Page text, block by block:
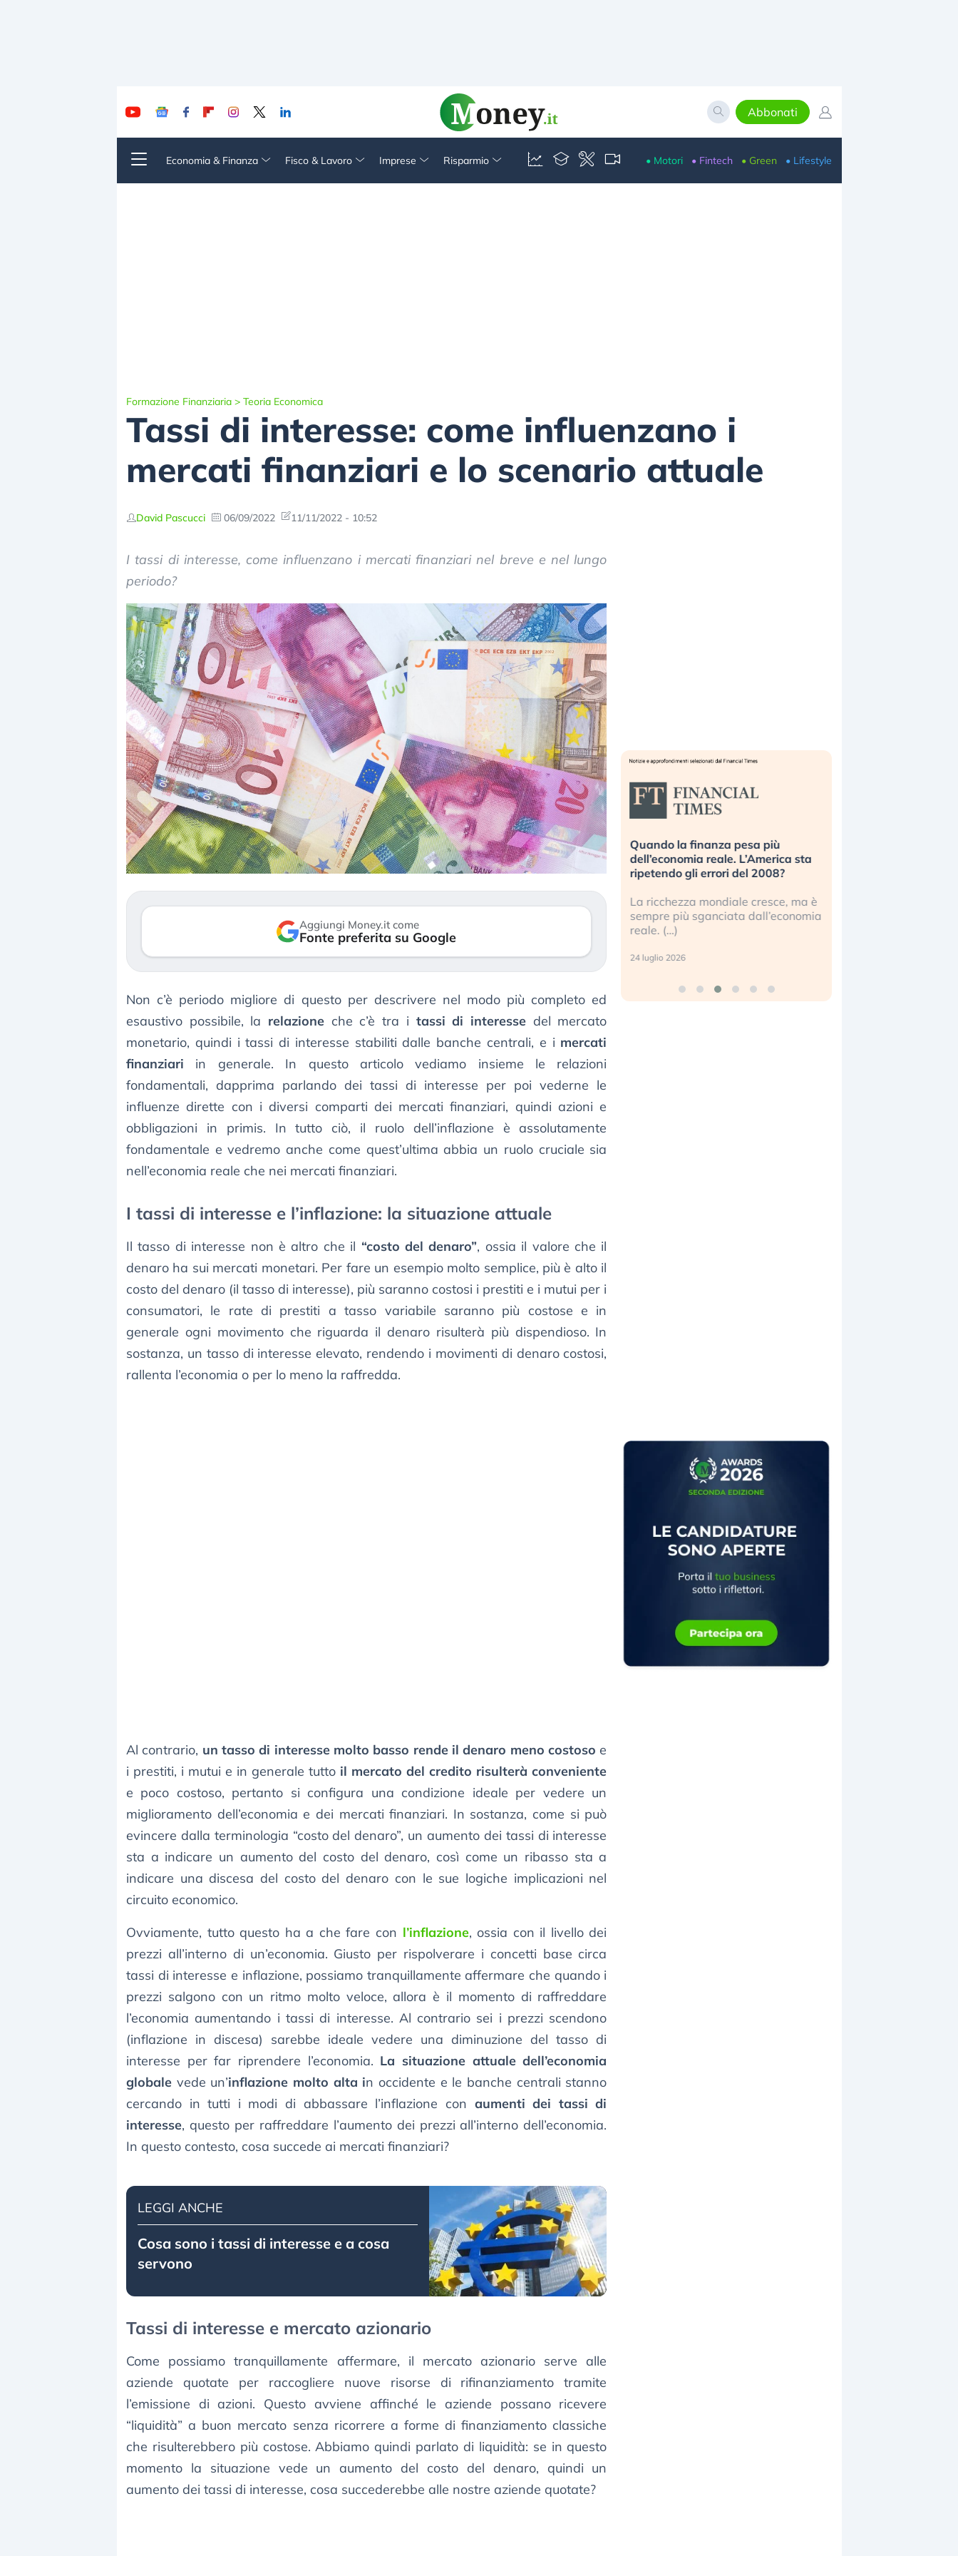
Abbonati
Economia & Finanza Fisco & Lavoro Imprese Risparmio • Motori • Fintech • Green • Lifestyle
Formazione Finanziaria > Teoria Economica
Tassi di interesse: come influenzano i
mercati finanziari e lo scenario attuale
David Pascucci 06/09/2022 11/11/2022 - 10:52
I tassi di interesse, come influenzano i mercati finanziari nel breve e nel lungo
periodo?
Aggiungi Money.it come
Fonte preferita su Google
Non c’è periodo migliore di questo per descrivere nel modo più completo ed
esaustivo possibile, la relazione che c’è tra i tassi di interesse del mercato
monetario, quindi i tassi di interesse stabiliti dalle banche centrali, e i mercati
finanziari in generale. In questo articolo vediamo insieme le relazioni
fondamentali, dapprima parlando dei tassi di interesse per poi vederne le
influenze dirette con i diversi comparti dei mercati finanziari, quindi azioni e
obbligazioni in primis. In tutto ciò, il ruolo dell’inflazione è assolutamente
fondamentale e vedremo anche come quest’ultima abbia un ruolo cruciale sia
nell’economia reale che nei mercati finanziari.
I tassi di interesse e l’inflazione: la situazione attuale
Il tasso di interesse non è altro che il “costo del denaro”, ossia il valore che il
denaro ha sui mercati monetari. Per fare un esempio molto semplice, più è alto il
costo del denaro (il tasso di interesse), più saranno costosi i prestiti e i mutui per i
consumatori, le rate di prestiti a tasso variabile saranno più costose e in
generale ogni movimento che riguarda il denaro risulterà più dispendioso. In
sostanza, un tasso di interesse elevato, rendendo i movimenti di denaro costosi,
rallenta l’economia o per lo meno la raffredda.
Al contrario, un tasso di interesse molto basso rende il denaro meno costoso e
i prestiti, i mutui e in generale tutto il mercato del credito risulterà conveniente
e poco costoso, pertanto si configura una condizione ideale per vedere un
miglioramento dell’economia e dei mercati finanziari. In sostanza, come si può
evincere dalla terminologia “costo del denaro”, un aumento dei tassi di interesse
sta a indicare un aumento del costo del denaro, così come un ribasso sta a
indicare una discesa del costo del denaro con le sue logiche implicazioni nel
circuito economico.
Ovviamente, tutto questo ha a che fare con l’inflazione, ossia con il livello dei
prezzi all’interno di un’economia. Giusto per rispolverare i concetti base circa
tassi di interesse e inflazione, possiamo tranquillamente affermare che quando i
prezzi salgono con un ritmo molto veloce, allora è il momento di raffreddare
l’economia aumentando i tassi di interesse. Al contrario sei i prezzi scendono
(inflazione in discesa) sarebbe ideale vedere una diminuzione del tasso di
interesse per far riprendere l’economia. La situazione attuale dell’economia
globale vede un’inflazione molto alta in occidente e le banche centrali stanno
cercando in tutti i modi di abbassare l’inflazione con aumenti dei tassi di
interesse, questo per raffreddare l’aumento dei prezzi all’interno dell’economia.
In questo contesto, cosa succede ai mercati finanziari?
LEGGI ANCHE
Cosa sono i tassi di interesse e a cosa
servono
Tassi di interesse e mercato azionario
Come possiamo tranquillamente affermare, il mercato azionario serve alle
aziende quotate per raccogliere nuove risorse di rifinanziamento tramite
l’emissione di azioni. Questo avviene affinché le aziende possano ricevere
“liquidità” a buon mercato senza ricorrere a forme di finanziamento classiche
che risulterebbero più costose. Abbiamo quindi parlato di liquidità: se in questo
momento la situazione vede un aumento del costo del denaro, quindi un
aumento dei tassi di interesse, cosa succederebbe alle nostre aziende quotate?
Dalle valutazioni estreme alla
correzione. Cosa sta guidando il
repricing degli asset?
3 agosto 2026
«La mia vita è rovinata». Investitori
in preda al panico dopo lo scoppio
della bolla AI
Kospi, mentre gli investitori retail (…)
30 luglio 2026
Quando la finanza pesa più
dell’economia reale. L’America sta
ripetendo gli errori del 2008?
La ricchezza mondiale cresce, ma è
sempre più sganciata dall’economia
reale. (…)
24 luglio 2026